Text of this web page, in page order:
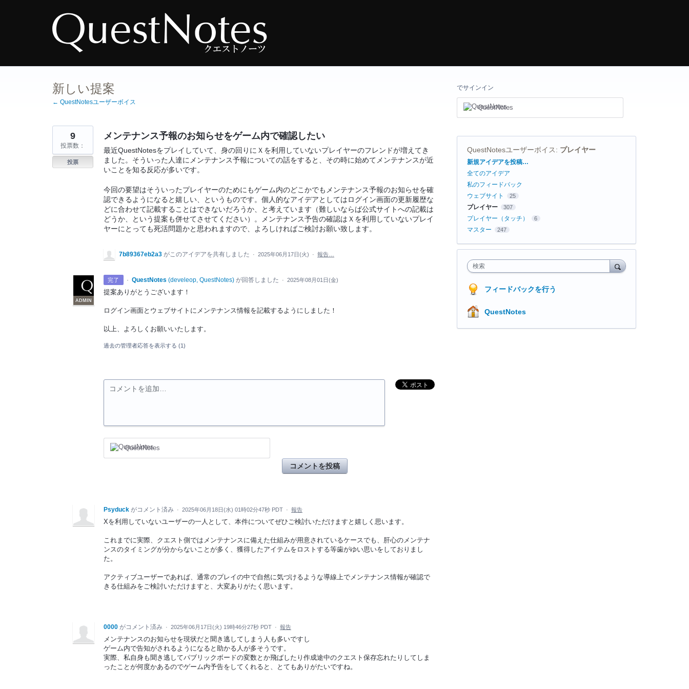
ッ
新しい提案
← QuestNotesユーザーボイス
メンテナンス予報のお知らせをゲーム内で確認したい
最近QuestNotesをプレイしていて、身の回りにＸを利用していないプレイヤーのフレンドが増えてき
ました。そういった人達にメンテナンス予報についての話をすると、その時に始めてメンテナンスが近
いことを知る反応が多いです。
今回の要望はそういったプレイヤーのためにもゲーム内のどこかでもメンテナンス予報のお知らせを確
認できるようになると嬉しい、というものです。個人的なアイデアとしてはログイン画面の更新履歴な
どに合わせて記載することはできないだろうか、と考えています（難しいならば公式サイトへの記載は
どうか、という提案も併せてさせてください）。メンテナンス予告の確認はＸを利用していないプレイ
ヤーにとっても死活問題かと思われますので、よろしければご検討お願い致します。
9
投票数：
投票
7b89367eb2a3 がこのアイデアを共有しました · 2025年06月17日(火) · 報告…
完了 ·
ADMIN
QuestNotes (develeop, QuestNotes)が回答しました · 2025年08月01日(金)
提案ありがとうございます！
ログイン画面とウェブサイトにメンテナンス情報を記載するようにしました！
以上、よろしくお願いいたします。
過去の管理者応答を表示する (1)
コメントを追加…
QuestNotes
コメントを投稿
Psyduck がコメント済み · 2025年06月18日(水) 01時02分47秒 PDT · 報告
Xを利用していないユーザーの一人として、本件についてぜひご検討いただけますと嬉しく思います。
これまでに実際、クエスト側ではメンテナンスに備えた仕組みが用意されているケースでも、肝心のメンテナ
ンスのタイミングが分からないことが多く、獲得したアイテムをロストする等歯がゆい思いをしておりまし
た。
アクティブユーザーであれば、通常のプレイの中で自然に気づけるような導線上でメンテナンス情報が確認で
きる仕組みをご検討いただけますと、大変ありがたく思います。
0000 がコメント済み · 2025年06月17日(火) 19時46分27秒 PDT · 報告
メンテナンスのお知らせを現状だと聞き逃してしまう人も多いですし
ゲーム内で告知がされるようになると助かる人が多そうです。
実際、私自身も聞き逃してパブリックボードの変数とか飛ばしたり作成途中のクエスト保存忘れたりしてしま
ったことが何度かあるのでゲーム内予告をしてくれると、とてもありがたいですね。
でサインイン
QuestNotes
QuestNotesユーザーボイス: プレイヤー
カ
テ
ゴ
新規アイデアを投稿…
全てのアイデア
私のフィードバック
ウェブサイト
25
プレイヤー 307
プレイヤー（タッチ） 6
マスター 247
検索
フィードバックを行う
QuestNotes